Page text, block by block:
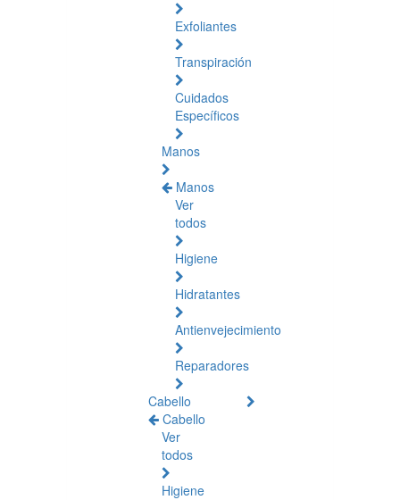
Exfoliantes
Transpiración
Cuidados
Específicos
Manos
Manos
Ver
todos
Higiene
Hidratantes
Antienvejecimiento
Reparadores
Cabello
Cabello
Ver
todos
Higiene